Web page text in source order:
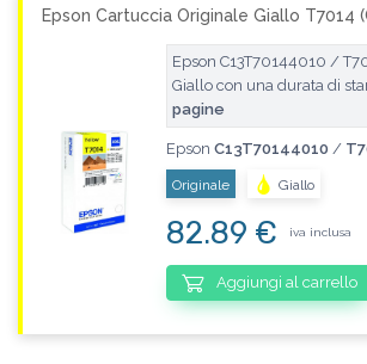
Epson Cartuccia Originale Giallo T7014
Epson C13T70144010 /
Giallo con una durata di
pagine
Epson C13T70144010 /
Originale Giallo
82.89 € iva inclusa
Aggiungi al carrello